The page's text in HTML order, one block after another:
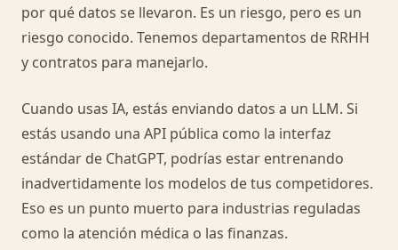
por qué datos se llevaron. Es un riesgo, pero es un
riesgo conocido. Tenemos departamentos de RRHH
y contratos para manejarlo.
Cuando usas IA, estás enviando datos a un LLM. Si
estás usando una API pública como la interfaz
estándar de ChatGPT, podrías estar entrenando
inadvertidamente los modelos de tus competidores.
Eso es un punto muerto para industrias reguladas
como la atención médica o las finanzas.